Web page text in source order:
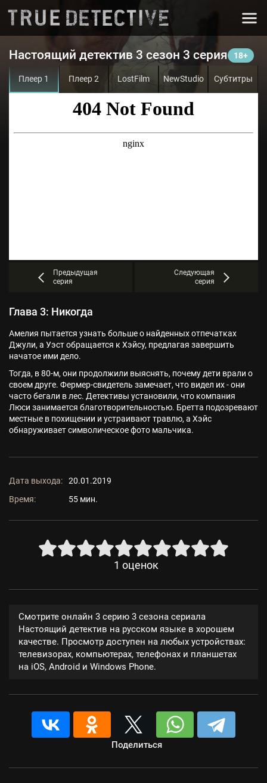
Настоящий детектив 3 сезон 3 серия
Плеер 1 Плеер 2 LostFilm NewStudio Субтитры
Предыдущая
серия
Следующая
серия
Глава 3: Никогда
Амелия пытается узнать больше о найденных отпечатках
Джули, а Уэст обращается к Хэйсу, предлагая завершить
начатое ими дело.
Тогда, в 80-м, они продолжили выяснять, почему дети врали о
своем друге. Фермер-свидетель замечает, что видел их - они
часто бегали в лес. Детективы установили, что компания
Люси занимается благотворительностью. Бретта подозревают
местные в похищении и устраивают травлю, а Хэйс
обнаруживает символическое фото мальчика.
Дата выхода:
20.01.2019
Время:
55 мин.
1 оценок
Смотрите онлайн 3 серию 3 сезона сериала
Настоящий детектив на русском языке в хорошем
качестве. Просмотр доступен на любых устройствах:
телевизорах, компьютерах, телефонах и планшетах
на iOS, Android и Windows Phone.
Поделиться